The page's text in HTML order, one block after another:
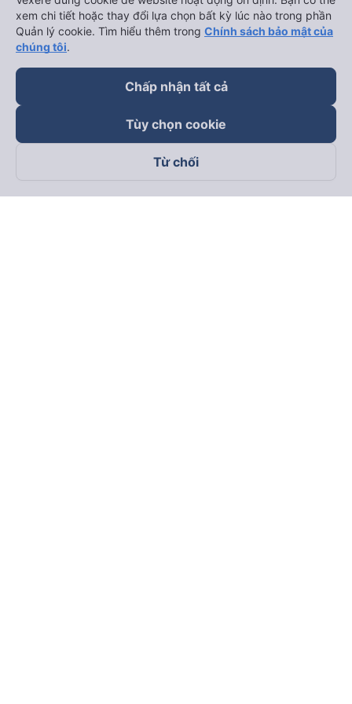
keyboard_arrow_down
Về chúng tôi
keyboard_arrow_down
Hỗ trợ
keyboard_arrow_down
Trở thành đối tác
xem chi tiết hoặc thay đổi lựa chọn bất kỳ lúc nào trong phần
Quản lý cookie. Tìm hiểu thêm trong Chính sách bảo mật của
chúng tôi.
Chấp nhận tất cả
Tùy chọn cookie
Từ chối